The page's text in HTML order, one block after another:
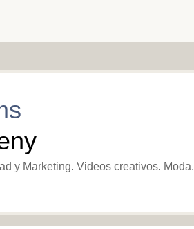
y Marketing. Videos creativos. Moda.